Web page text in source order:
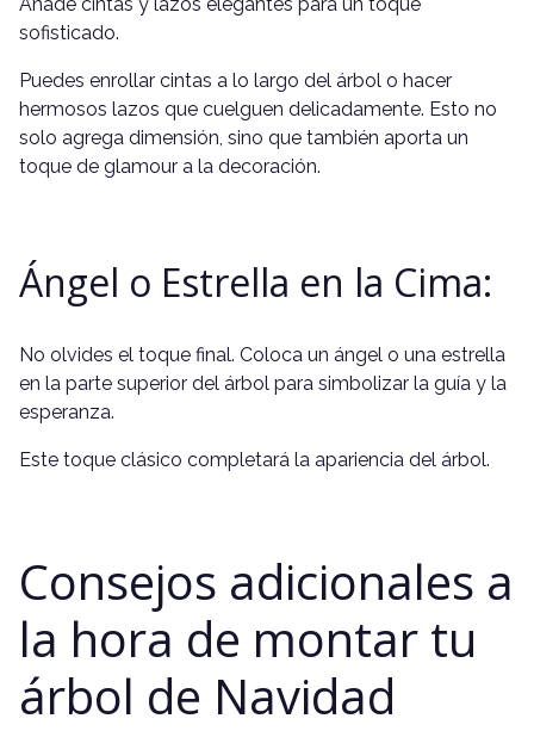
Añade cintas y lazos elegantes para un toque
sofisticado.
Puedes enrollar cintas a lo largo del árbol o hacer
hermosos lazos que cuelguen delicadamente. Esto no
solo agrega dimensión, sino que también aporta un
toque de glamour a la decoración.
Ángel o Estrella en la Cima:
No olvides el toque final. Coloca un ángel o una estrella
en la parte superior del árbol para simbolizar la guía y la
esperanza.
Este toque clásico completará la apariencia del árbol.
Consejos adicionales a
la hora de montar tu
árbol de Navidad